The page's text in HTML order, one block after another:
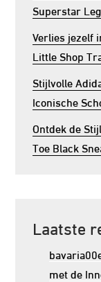
Superstar
Verlies jezelf
Little Shop
Stijlvolle
Iconische
Ontdek de
Toe Black
Laatste
met de